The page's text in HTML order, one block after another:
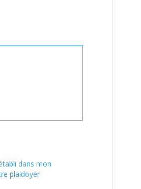
dans mon
plaidoyer